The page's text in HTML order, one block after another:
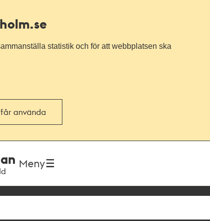
statistik och för att webbplatsen ska
använda
Meny